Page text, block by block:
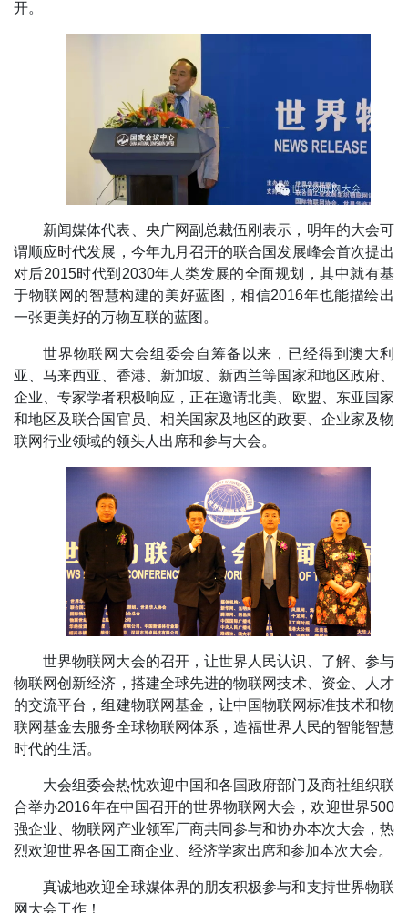
开。
新闻媒体代表、央广网副总裁伍刚表示，明年的大会可
谓顺应时代发展，今年九月召开的联合国发展峰会首次提出
对后2015时代到2030年人类发展的全面规划，其中就有基
于物联网的智慧构建的美好蓝图，相信2016年也能描绘出
一张更美好的万物互联的蓝图。
世界物联网大会组委会自筹备以来，已经得到澳大利
亚、马来西亚、香港、新加坡、新西兰等国家和地区政府、
企业、专家学者积极响应，正在邀请北美、欧盟、东亚国家
和地区及联合国官员、相关国家及地区的政要、企业家及物
联网行业领域的领头人出席和参与大会。
世界物联网大会的召开，让世界人民认识、了解、参与
物联网创新经济，搭建全球先进的物联网技术、资金、人才
的交流平台，组建物联网基金，让中国物联网标准技术和物
联网基金去服务全球物联网体系，造福世界人民的智能智慧
时代的生活。
大会组委会热忱欢迎中国和各国政府部门及商社组织联
合举办2016年在中国召开的世界物联网大会，欢迎世界500
强企业、物联网产业领军厂商共同参与和协办本次大会，热
烈欢迎世界各国工商企业、经济学家出席和参加本次大会。
真诚地欢迎全球媒体界的朋友积极参与和支持世界物联
网大会工作！